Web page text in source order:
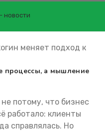
Пережогин
процессы, а мышление
потому, что бизнес
работало: клиенты
справлялась. Но